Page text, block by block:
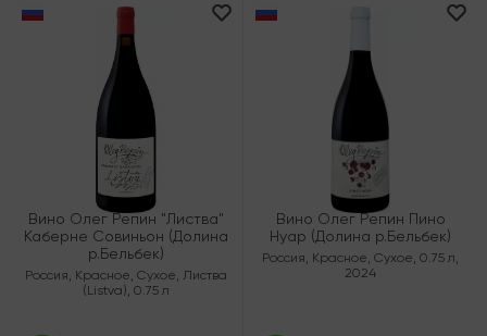
Вино Олег Репин "Листва"
Каберне Совиньон (Долина
р.Бельбек)
Россия, Красное, Сухое, Листва
(Listva), 0.75 л
Вино Олег Репин Пино
Нуар (Долина р.Бельбек)
Россия, Красное, Сухое, 0.75 л,
2024